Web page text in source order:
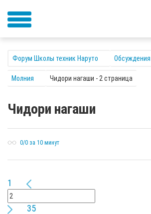
Форум Школы техник Наруто Обсуждения
Молния Чидори нагаши - 2 страница
Чидори нагаши
0/0 за 10 минут
1
35